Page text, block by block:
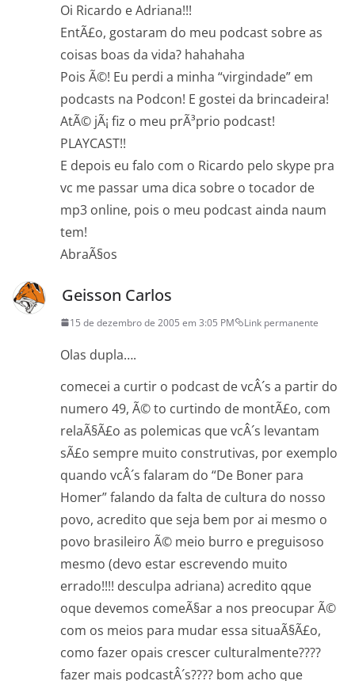
Oi Ricardo e Adriana!!!
EntÃ£o, gostaram do meu podcast sobre as
coisas boas da vida? hahahaha
Pois Ã©! Eu perdi a minha “virgindade” em
podcasts na Podcon! E gostei da brincadeira!
AtÃ© jÃ¡ fiz o meu prÃ³prio podcast!
PLAYCAST!!
E depois eu falo com o Ricardo pelo skype pra
vc me passar uma dica sobre o tocador de
mp3 online, pois o meu podcast ainda naum
tem!
AbraÃ§os
Geisson Carlos
15 de dezembro de 2005 em 3:05 PM Link permanente
Olas dupla….
comecei a curtir o podcast de vcÂ´s a partir do
numero 49, Ã© to curtindo de montÃ£o, com
relaÃ§Ã£o as polemicas que vcÂ´s levantam
sÃ£o sempre muito construtivas, por exemplo
quando vcÂ´s falaram do “De Boner para
Homer” falando da falta de cultura do nosso
povo, acredito que seja bem por ai mesmo o
povo brasileiro Ã© meio burro e preguisoso
mesmo (devo estar escrevendo muito
errado!!!! desculpa adriana) acredito qque
oque devemos comeÃ§ar a nos preocupar Ã©
com os meios para mudar essa situaÃ§Ã£o,
como fazer opais crescer culturalmente????
fazer mais podcastÂ´s???? bom acho que